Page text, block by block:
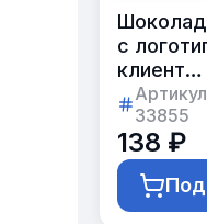
Шоколад
с
клиента
50г
33855
138 ₽
Под